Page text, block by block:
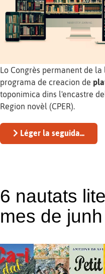
Lo Congrès permanent de
programa de creacion de
toponimica dins l'encastre
Region novèl (CPER).
Léger la seguida...
6 nautats
mes de